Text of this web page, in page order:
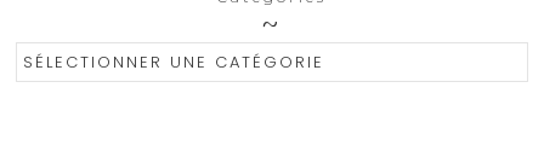
Catégories